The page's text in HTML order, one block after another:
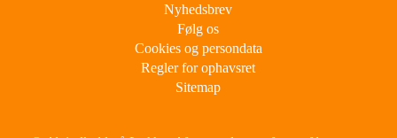
Nyhedsbrev
Følg os
Cookies og persondata
Regler for ophavsret
Sitemap